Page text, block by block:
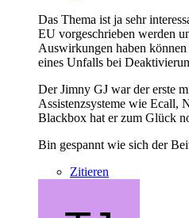
Das Thema ist ja sehr
EU vorgeschrieben werden
Auswirkungen haben
eines Unfalls bei
Der Jimny GJ war der erste
Assistenzsysteme wie Ecall,
Blackbox hat er zum Glück
Bin gespannt wie sich der
Zitieren